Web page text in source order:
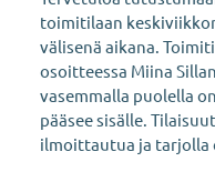
toimitilaan
välisenä aikana.
osoitteessa Miina
vasemmalla puolella
pääsee sisälle.
ilmoittautua ja tarjolla